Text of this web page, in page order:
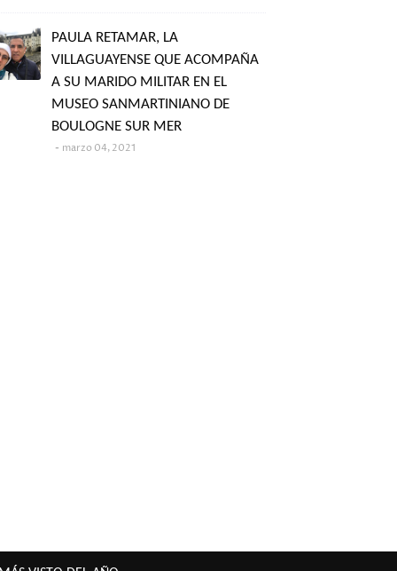
PAULA RETAMAR, LA
VILLAGUAYENSE QUE ACOMPAÑA
A SU MARIDO MILITAR EN EL
MUSEO SANMARTINIANO DE
BOULOGNE SUR MER
marzo 04, 2021